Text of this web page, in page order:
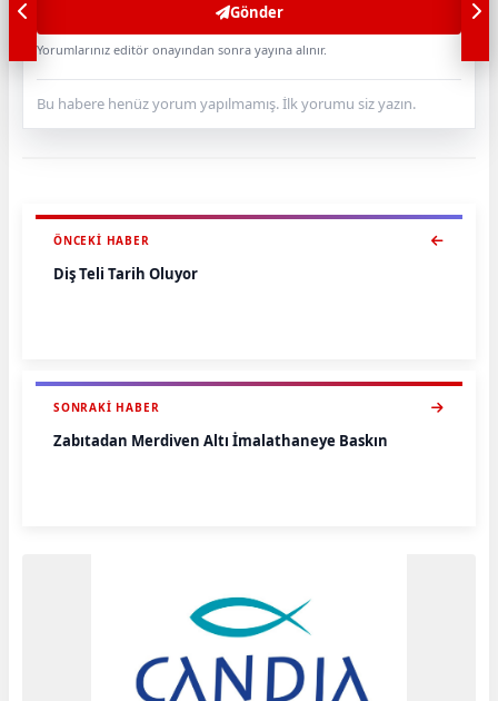
Gönder
Yorumlarınız editör onayından sonra yayına alınır.
Bu habere henüz yorum yapılmamış. İlk yorumu siz yazın.
ÖNCEKI HABER
Diş Teli Tarih Oluyor
SONRAKI HABER
Zabıtadan Merdiven Altı İmalathaneye Baskın